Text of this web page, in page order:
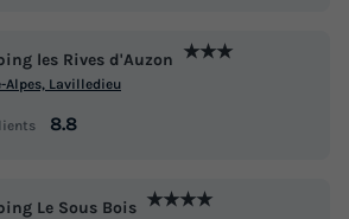
les Rives d'Auzon ★★★
Alpes, Lavilledieu
8.8
Le Sous Bois ★★★★